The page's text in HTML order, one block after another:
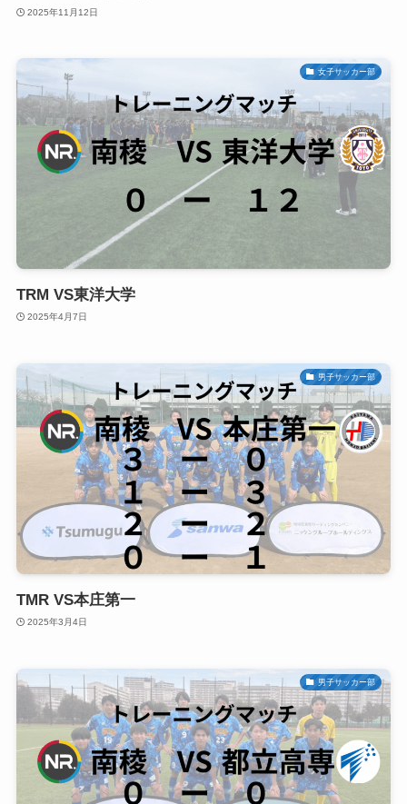
2025年11月12日
女子サッカー部
TRM VS東洋大学
2025年4月7日
男子サッカー部
TMR VS本庄第一
2025年3月4日
男子サッカー部